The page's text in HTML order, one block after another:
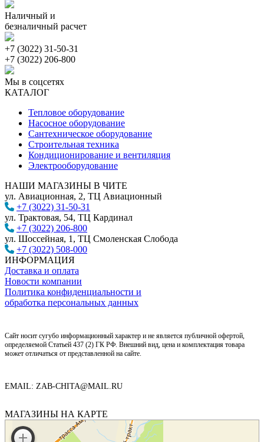
Наличный и
безналичный расчет
+7 (3022) 31-50-31
+7 (3022) 206-800
Мы в соцсетях
КАТАЛОГ
Тепловое оборудование
Насосное оборудование
Сантехническое оборудование
Строительная техника
Кондиционирование и вентиляция
Электрооборудование
НАШИ МАГАЗИНЫ В ЧИТЕ
ул. Авиационная, 2, ТЦ Авиационный
+7 (3022) 31-50-31
ул. Трактовая, 54, ТЦ Кардинал
+7 (3022) 206-800
ул. Шоссейная, 1, ТЦ Смоленская Слобода
+7 (3022) 508-000
ИНФОРМАЦИЯ
Доставка и оплата
Новости компании
Политика конфиденциальности и
обработка персональных данных
Сайт носит сугубо информационный характер и не является публичной офертой,
определяемой Статьей 437 (2) ГК РФ. Внешний вид, цена и комплектация товара
может отличаться от представленной на сайте.
EMAIL: ZAB-CHITA@MAIL.RU
МАГАЗИНЫ НА КАРТЕ